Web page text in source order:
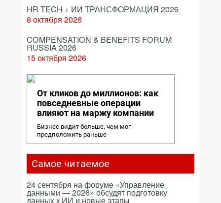
HR TECH + ИИ ТРАНСФОРМАЦИЯ 2026
8 октября 2026
COMPENSATION & BENEFITS FORUM
RUSSIA 2026
15 октября 2026
От кликов до миллионов: как
повседневные операции
влияют на маржу компании
Бизнес видит больше, чем мог
предположить раньше
Самое читаемое
24 сентября на форуме «Управление
данными — 2026» обсудят подготовку
данных к ИИ и новые этапы